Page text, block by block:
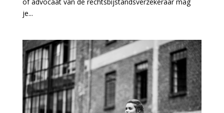
of advocaat van de rechtsbijstandsverzekeraar mag
je...